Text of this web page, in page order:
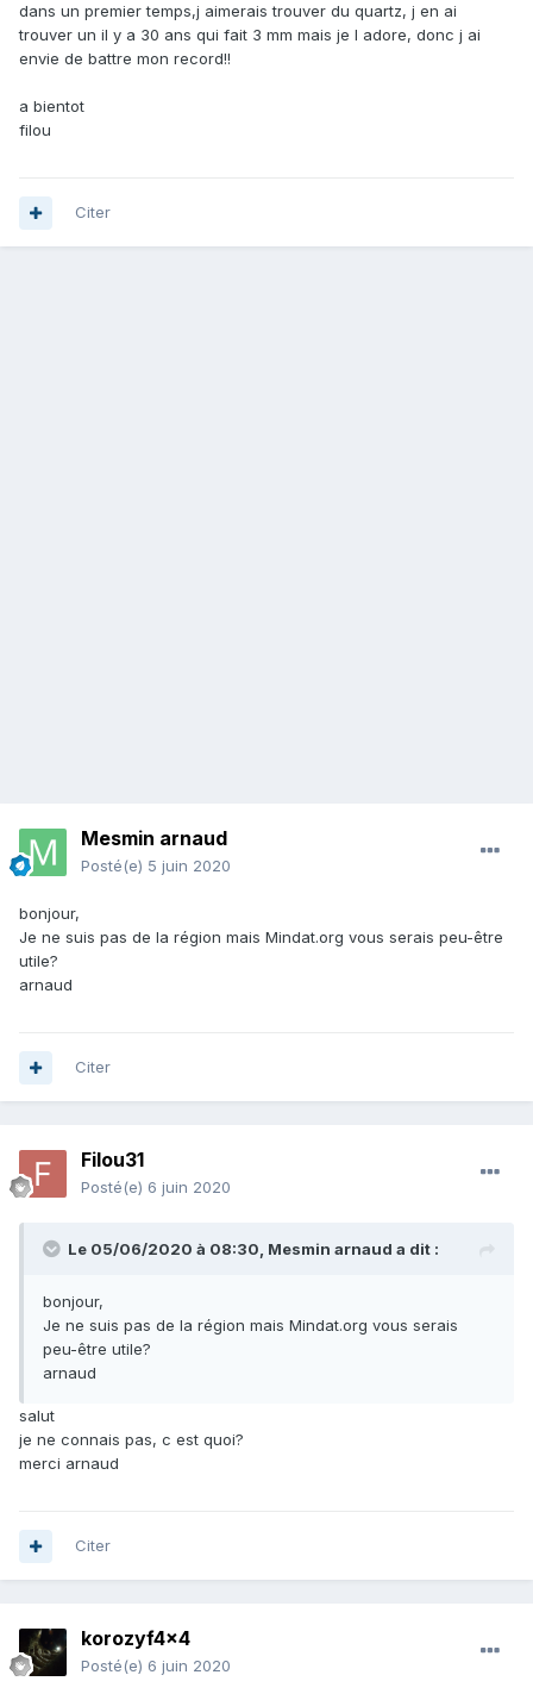
dans un premier temps,j aimerais trouver du quartz, j en ai
trouver un il y a 30 ans qui fait 3 mm mais je l adore, donc j ai
envie de battre mon record!!
a bientot
filou
Citer
Mesmin arnaud
Posté(e) 5 juin 2020
bonjour,
Je ne suis pas de la région mais Mindat.org vous serais peu-être
utile?
arnaud
Citer
Filou31
Posté(e) 6 juin 2020
Le 05/06/2020 à 08:30, Mesmin arnaud a dit :
bonjour,
Je ne suis pas de la région mais Mindat.org vous serais
peu-être utile?
arnaud
salut
je ne connais pas, c est quoi?
merci arnaud
Citer
korozyf4x4
Posté(e) 6 juin 2020